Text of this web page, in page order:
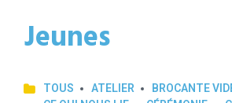
Jeunes
TOUS ATELIER
BROCANTE